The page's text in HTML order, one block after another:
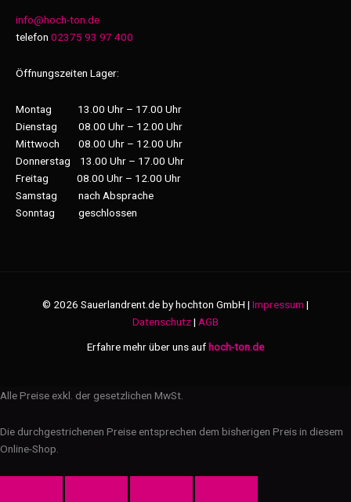
info@hoch-ton.de
telefon 02375 93 97 400
Öffnungszeiten Lager:
Montag 13.00 Uhr – 17.00 Uhr
Dienstag 08.00 Uhr – 12.00 Uhr
Mittwoch 08.00 Uhr – 12.00 Uhr
Donnerstag 13.00 Uhr – 17.00 Uhr
Freitag 08.00 Uhr – 12.00 Uhr
Samstag nach Absprache
Sonntag geschlossen
© 2026 Sauerlandrent.de by hochton GmbH | Impressum |
Datenschutz| AGB
Erfahre mehr über uns auf hoch-ton.de
Alle Preise exkl. der gesetzlichen MwSt.
Die durchgestrichenen Preise entsprechen dem bisherigen Preis in diesem
Online-Shop.